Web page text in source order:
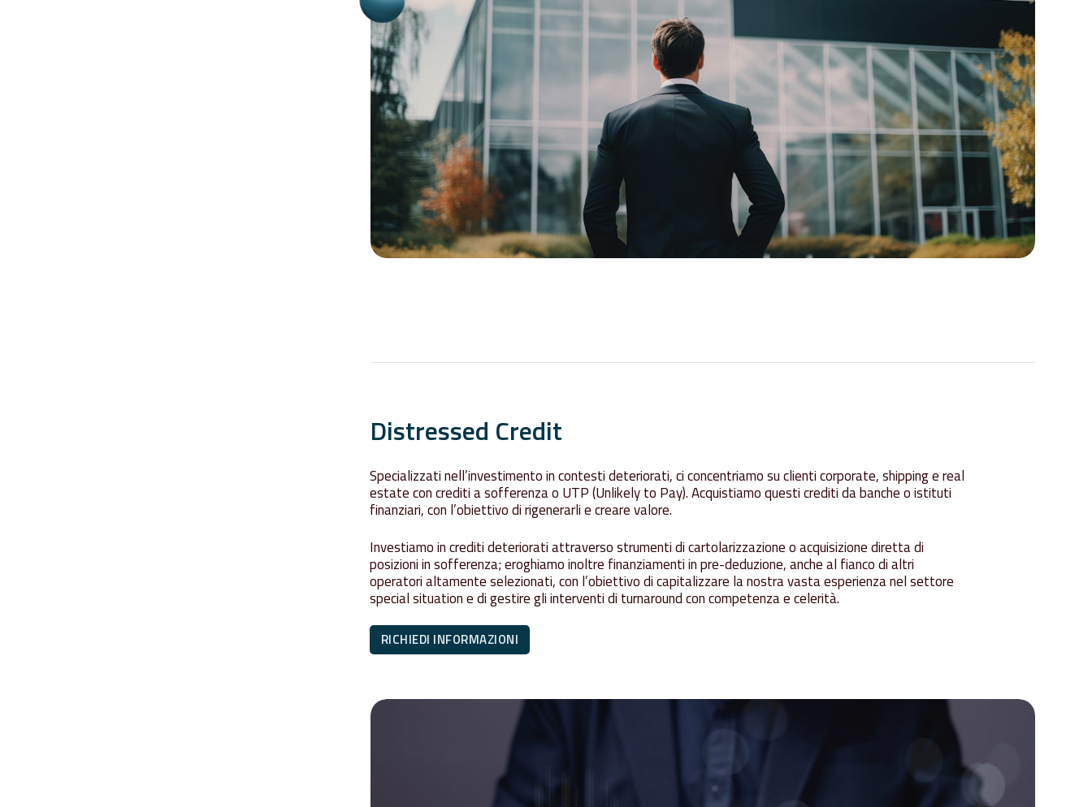
Distressed Credit
Specializzati nell’investimento in contesti deteriorati, ci concentriamo su clienti corporate, shipping e real
estate con crediti a sofferenza o UTP (Unlikely to Pay). Acquistiamo questi crediti da banche o istituti
finanziari, con l’obiettivo di rigenerarli e creare valore.
Investiamo in crediti deteriorati attraverso strumenti di cartolarizzazione o acquisizione diretta di
posizioni in sofferenza; eroghiamo inoltre finanziamenti in pre-deduzione, anche al fianco di altri
operatori altamente selezionati, con l’obiettivo di capitalizzare la nostra vasta esperienza nel settore
special situation e di gestire gli interventi di turnaround con competenza e celerità.
RICHIEDI INFORMAZIONI